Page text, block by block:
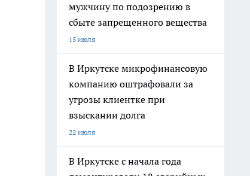
мужчину по подозрению в
сбыте запрещенного вещества
15 июля
В Иркутске микрофинансовую
компанию оштрафовали за
угрозы клиентке при
взыскании долга
22 июля
В Иркутске с начала года